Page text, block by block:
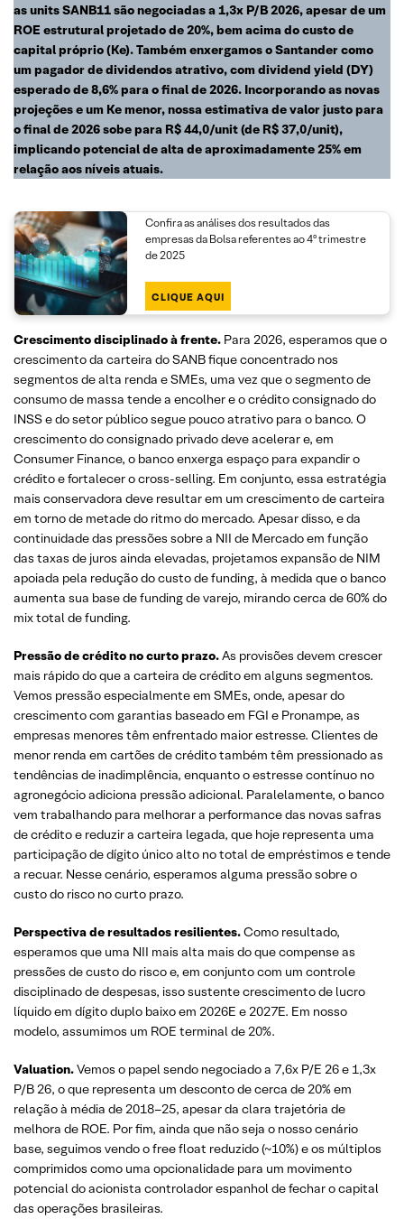
as units SANB11 são negociadas a 1,3x P/B 2026, apesar de um
ROE estrutural projetado de 20%, bem acima do custo de
capital próprio (Ke). Também enxergamos o Santander como
um pagador de dividendos atrativo, com dividend yield (DY)
esperado de 8,6% para o final de 2026. Incorporando as novas
projeções e um Ke menor, nossa estimativa de valor justo para
o final de 2026 sobe para R$ 44,0/unit (de R$ 37,0/unit),
implicando potencial de alta de aproximadamente 25% em
relação aos níveis atuais.
Confira as análises dos resultados das
empresas da Bolsa referentes ao 4º trimestre
de 2025
CLIQUE AQUI
Crescimento disciplinado à frente. Para 2026, esperamos que o
crescimento da carteira do SANB fique concentrado nos
segmentos de alta renda e SMEs, uma vez que o segmento de
consumo de massa tende a encolher e o crédito consignado do
INSS e do setor público segue pouco atrativo para o banco. O
crescimento do consignado privado deve acelerar e, em
Consumer Finance, o banco enxerga espaço para expandir o
crédito e fortalecer o cross-selling. Em conjunto, essa estratégia
mais conservadora deve resultar em um crescimento de carteira
em torno de metade do ritmo do mercado. Apesar disso, e da
continuidade das pressões sobre a NII de Mercado em função
das taxas de juros ainda elevadas, projetamos expansão de NIM
apoiada pela redução do custo de funding, à medida que o banco
aumenta sua base de funding de varejo, mirando cerca de 60% do
mix total de funding.
Pressão de crédito no curto prazo.As provisões devem crescer
mais rápido do que a carteira de crédito em alguns segmentos.
Vemos pressão especialmente em SMEs, onde, apesar do
crescimento com garantias baseado em FGI e Pronampe, as
empresas menores têm enfrentado maior estresse. Clientes de
menor renda em cartões de crédito também têm pressionado as
tendências de inadimplência, enquanto o estresse contínuo no
agronegócio adiciona pressão adicional. Paralelamente, o banco
vem trabalhando para melhorar a performance das novas safras
de crédito e reduzir a carteira legada, que hoje representa uma
participação de dígito único alto no total de empréstimos e tende
a recuar. Nesse cenário, esperamos alguma pressão sobre o
custo do risco no curto prazo.
Perspectiva de resultados resilientes.Como resultado,
esperamos que uma NII mais alta mais do que compense as
pressões de custo do risco e, em conjunto com um controle
disciplinado de despesas, isso sustente crescimento de lucro
líquido em dígito duplo baixo em 2026E e 2027E. Em nosso
modelo, assumimos um ROE terminal de 20%.
Valuation.Vemos o papel sendo negociado a 7,6x P/E 26 e 1,3x
P/B 26, o que representa um desconto de cerca de 20% em
relação à média de 2018–25, apesar da clara trajetória de
melhora de ROE. Por fim, ainda que não seja o nosso cenário
base, seguimos vendo o free float reduzido (~10%) e os múltiplos
comprimidos como uma opcionalidade para um movimento
potencial do acionista controlador espanhol de fechar o capital
das operações brasileiras.